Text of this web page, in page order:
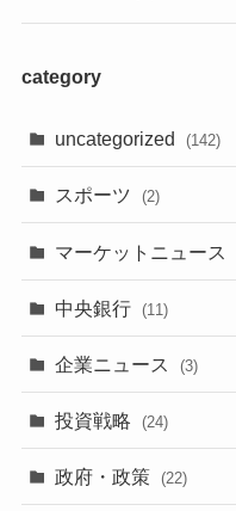
category
uncategorized (142)
スポーツ (2)
マーケットニュース
中央銀行 (11)
企業ニュース (3)
投資戦略 (24)
政府・政策 (22)